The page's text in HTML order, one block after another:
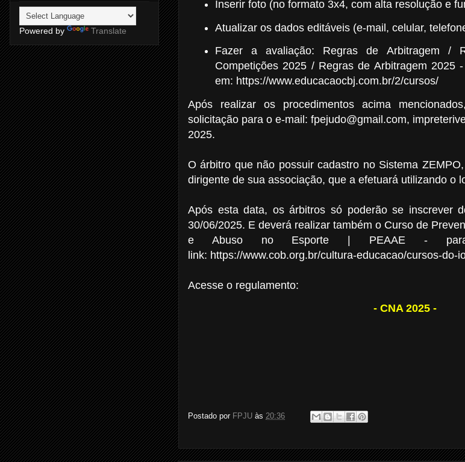
Inserir foto (no formato 3x4, com alta resolução e
Atualizar os dados editáveis (e-mail, celular,
Fazer a avaliação: Regras de Arbitragem /
Competições 2025 / Regras de Arbitragem 2025
em: https://www.educacaocbj.com.br/2/cursos/
Após realizar os procedimentos acima
solicitação para o e-mail: fpejudo@gmail.com,
2025.
O árbitro que não possuir cadastro no Sistema
dirigente de sua associação, que a efetuará utilizando o
Após esta data, os árbitros só poderão se inscrever
30/06/2025. E deverá realizar também o Curso de
e Abuso no Esporte | PEAAE - para
link: https://www.cob.org.br/cultura-educacao/cursos-do-
Acesse o regulamento:
- CNA 2025 -
Postado por FPJU às 20:36
Powered by Translate